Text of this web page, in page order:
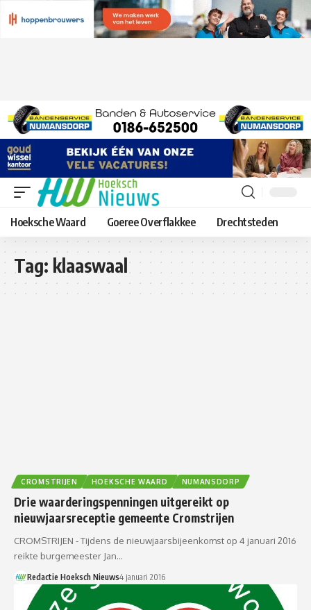
Hoeksche Waard Goeree Overflakkee Drechtsteden
Tag: klaaswaal
CROMSTRIJEN HOEKSCHE WAARD NUMANSDORP
Drie waarderingspenningen uitgereikt op
nieuwjaarsreceptie gemeente Cromstrijen
CROMSTRIJEN - Tijdens de nieuwjaarsbijeenkomst op 4 januari 2016
reikte burgemeester Jan…
Redactie Hoeksch Nieuws4 januari 2016